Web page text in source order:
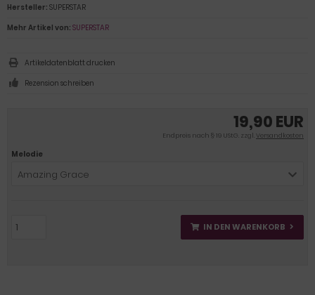
19,90 EUR
Endpreis nach § 19 UStG. zzgl.Versandkosten
Melodie
Amazing Grace
IN DEN WARENKORB
Hersteller: SUPERSTAR
Mehr Artikel von: SUPERSTAR
Artikeldatenblatt drucken
Rezension schreiben